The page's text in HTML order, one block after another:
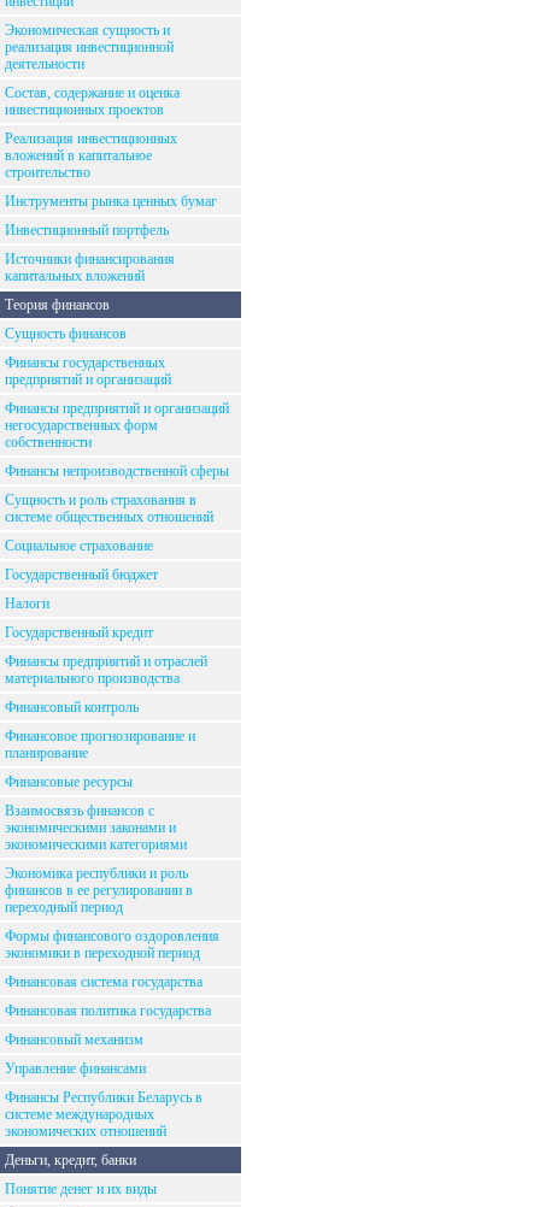
Экономическая сущность и
реализация инвестиционной
деятельности
Состав, содержание и оценка
инвестиционных проектов
Реализация инвестиционных
вложений в капитальное
строительство
Инструменты рынка ценных бумаг
Инвестиционный портфель
Источники финансирования
капитальных вложений
Теория финансов
Сущность финансов
Финансы государственных
предприятий и организаций
Финансы предприятий и организаций
негосударственных форм
собственности
Финансы непроизводственной сферы
Сущность и роль страхования в
системе общественных отношений
Социальное страхование
Государственный бюджет
Налоги
Государственный кредит
Финансы предприятий и отраслей
материального производства
Финансовый контроль
Финансовое прогнозирование и
планирование
Финансовые ресурсы
Взаимосвязь финансов с
экономическими законами и
экономическими категориями
Экономика республики и роль
финансов в ее регулировании в
переходный период
Формы финансового оздоровления
экономики в переходной период
Финансовая система государства
Финансовая политика государства
Финансовый механизм
Управление финансами
Финансы Республики Беларусь в
системе международных
экономических отношений
Деньги, кредит, банки
Понятие денег и их виды